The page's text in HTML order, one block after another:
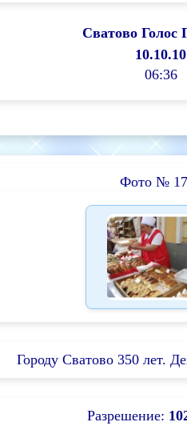
Сватово Голос
10.10.10
06:36
Фото №
Городу Сватово 350 лет.
Разрешение: